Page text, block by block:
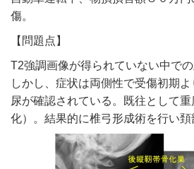
傷。
【問題点】
T2強調画像が得られていない中での
しかし、症状は両側性で受傷初期
尿が確認されている。既往として
化）。結果的に椎弓形成術を行い頚